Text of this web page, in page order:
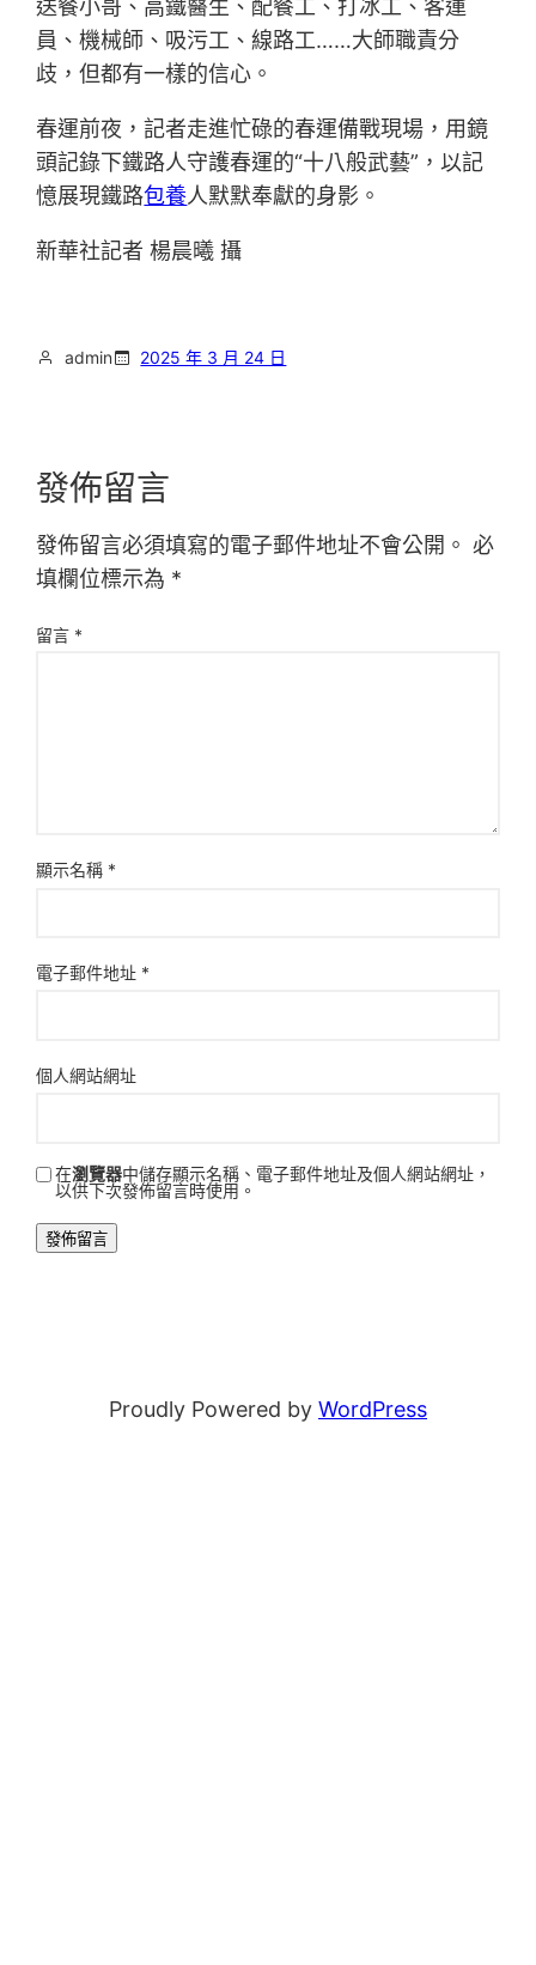
送餐小哥、高鐵醫生、配餐工、打冰工、客運
員、機械師、吸污工、線路工……大師職責分
歧，但都有一樣的信心。
春運前夜，記者走進忙碌的春運備戰現場，用鏡
頭記錄下鐵路人守護春運的“十八般武藝”，以記
憶展現鐵路包養人默默奉獻的身影。
新華社記者 楊晨曦 攝
admin 2025 年 3 月 24 日
發佈留言
發佈留言必須填寫的電子郵件地址不會公開。 必
填欄位標示為 *
留言 *
顯示名稱 *
電子郵件地址 *
個人網站網址
在瀏覽器中儲存顯示名稱、電子郵件地址及個人網站網址，
以供下次發佈留言時使用。
Proudly Powered by WordPress